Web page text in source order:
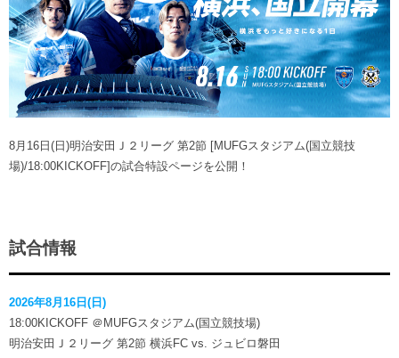
ニッパツシート
Buy Ticket Here
観戦ルール・マナー
クラブ概要
フリ丸のページ
ヒストリー
サステナビリティ
ホームタウン活動
ゲームスチュワード
学生インターンシップ
ファン
横浜FC公式オンラインショップ
クラブメンバー
スペシャルコンテンツ
アカデミー
育成ビジョン
アカデミー選手
フェニックスクラブ
サッカースクール
チアスクール
パートナー
パートナー一覧
お問い合わせ
8月16日(日)明治安田Ｊ２リーグ 第2節 [MUFGスタジアム(国立競技
場)/18:00KICKOFF]の試合特設ページを公開！
試合情報
2026年8月16日(日)
18:00KICKOFF ＠MUFGスタジアム(国立競技場)
明治安田Ｊ２リーグ 第2節 横浜FC vs. ジュビロ磐田